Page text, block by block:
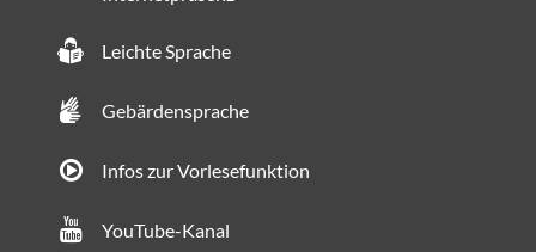
Leichte Sprache
Gebärdensprache
Infos zur Vorlesefunktion
YouTube-Kanal